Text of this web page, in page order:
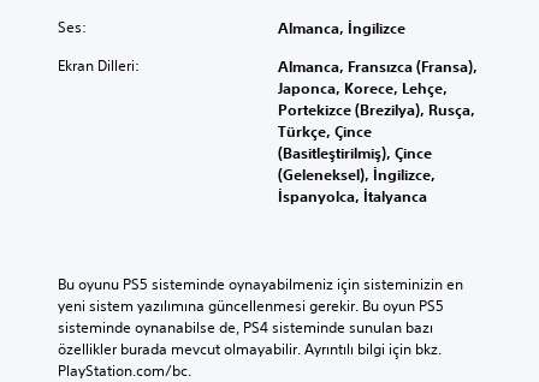
Ses: Almanca, İngilizce
Ekran Dilleri:
Almanca, Fransızca (Fransa),
Japonca, Korece, Lehçe,
Portekizce (Brezilya), Rusça,
Türkçe, Çince
(Basitleştirilmiş), Çince
(Geleneksel), İngilizce,
İspanyolca, İtalyanca
Bu oyunu PS5 sisteminde oynayabilmeniz için sisteminizin en
yeni sistem yazılımına güncellenmesi gerekir. Bu oyun PS5
sisteminde oynanabilse de, PS4 sisteminde sunulan bazı
özellikler burada mevcut olmayabilir. Ayrıntılı bilgi için bkz.
PlayStation.com/bc.